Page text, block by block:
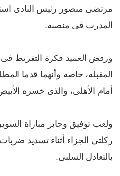
مرتضى منصور رئيس النادى
المدرب فى منصبه.
ورفض العميد فكرة التفريط فى
المقبلة، خاصة وأنهما قدما
أمام الأهلى، والذى خسره الأبيض 5/4 بركلات
ولعب توفيق وجابر مباراة
ركلتى الجزاء أثناء تسديد ضربات
بالتعادل السلبى.